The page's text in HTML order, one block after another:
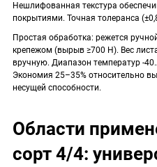
Нешлифованная текстура
покрытиями. Точная толеранса
Простая обработка: режется
крепежом (вырыв ≥700 Н). Вес
вручную. Диапазон температур -
Экономия 25–35% относительно
несущей способности.
Области
сорт 4/4: